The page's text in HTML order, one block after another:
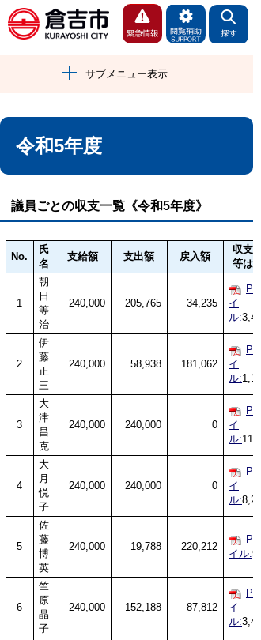
サブメニュー表示
令和5年度
議員ごとの収支一覧《令和5年度》
No.
氏
名
支給額 支出額 戻入額
収支
等は
1
朝
日
等
治
240,000 205,765 34,235
イ
ル:
2
伊
藤
正
三
240,000 58,938 181,062
イ
ル:
3
大
津
昌
克
240,000 240,000 0
イ
ル:
4
大
月
悦
子
240,000 240,000 0
イ
ル:
5
佐
藤
博
英
240,000 19,788 220,212
イル:
6
竺
原
晶
子
240,000 152,188 87,812
イ
ル: